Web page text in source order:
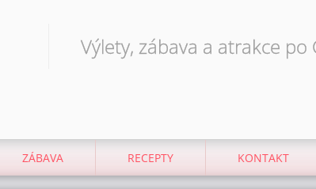
Výlety, zábava a atrakce po
ZÁBAVA RECEPTY KONTAKT